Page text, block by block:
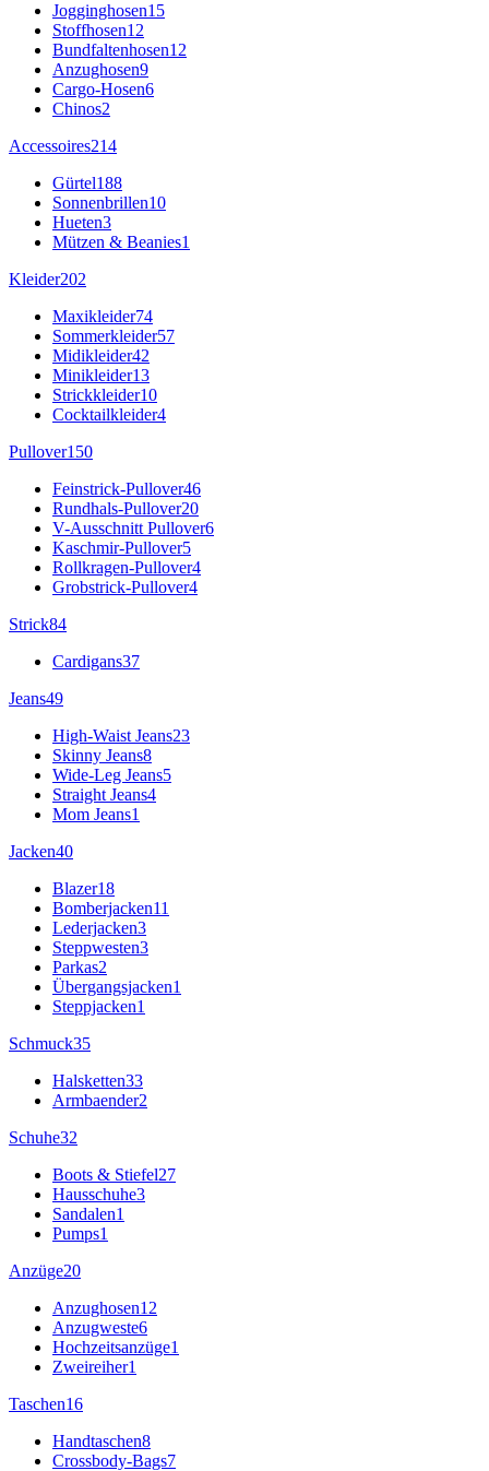
Jogginghosen15
Stoffhosen12
Bundfaltenhosen12
Anzughosen9
Cargo-Hosen6
Chinos2
Accessoires214
Gürtel188
Sonnenbrillen10
Hueten3
Mützen & Beanies1
Kleider202
Maxikleider74
Sommerkleider57
Midikleider42
Minikleider13
Strickkleider10
Cocktailkleider4
Pullover150
Feinstrick-Pullover46
Rundhals-Pullover20
V-Ausschnitt Pullover6
Kaschmir-Pullover5
Rollkragen-Pullover4
Grobstrick-Pullover4
Strick84
Cardigans37
Jeans49
High-Waist Jeans23
Skinny Jeans8
Wide-Leg Jeans5
Straight Jeans4
Mom Jeans1
Jacken40
Blazer18
Bomberjacken11
Lederjacken3
Steppwesten3
Parkas2
Übergangsjacken1
Steppjacken1
Schmuck35
Halsketten33
Armbaender2
Schuhe32
Boots & Stiefel27
Hausschuhe3
Sandalen1
Pumps1
Anzüge20
Anzughosen12
Anzugweste6
Hochzeitsanzüge1
Zweireiher1
Taschen16
Handtaschen8
Crossbody-Bags7